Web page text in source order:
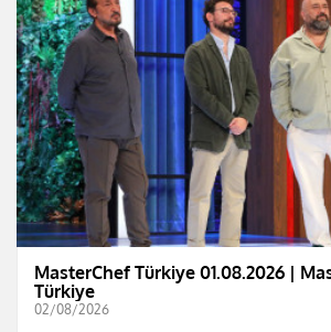
MasterChef Türkiye 01.08.2026 |
Türkiye
02/08/2026